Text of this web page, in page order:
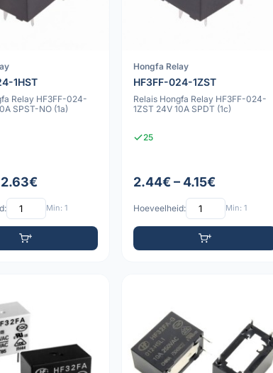
1HST
Relay HF3FF-024-
SPST-NO (1a)
Min: 1
Hongfa Relay
HF3FF-024-1ZST
Relais Hongfa Relay HF3FF-024-
1ZST 24V 10A SPDT (1c)
25
2.44€ – 4.15€
Hoeveelheid: Min: 1